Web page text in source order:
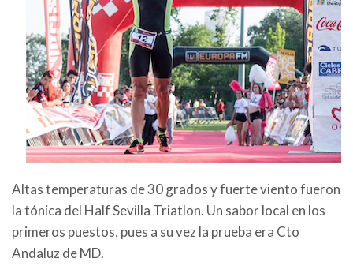
Altas temperaturas de 30 grados y fuerte viento fueron
la tónica del Half Sevilla Triatlon. Un sabor local en los
primeros puestos, pues a su vez la prueba era Cto
Andaluz de MD.